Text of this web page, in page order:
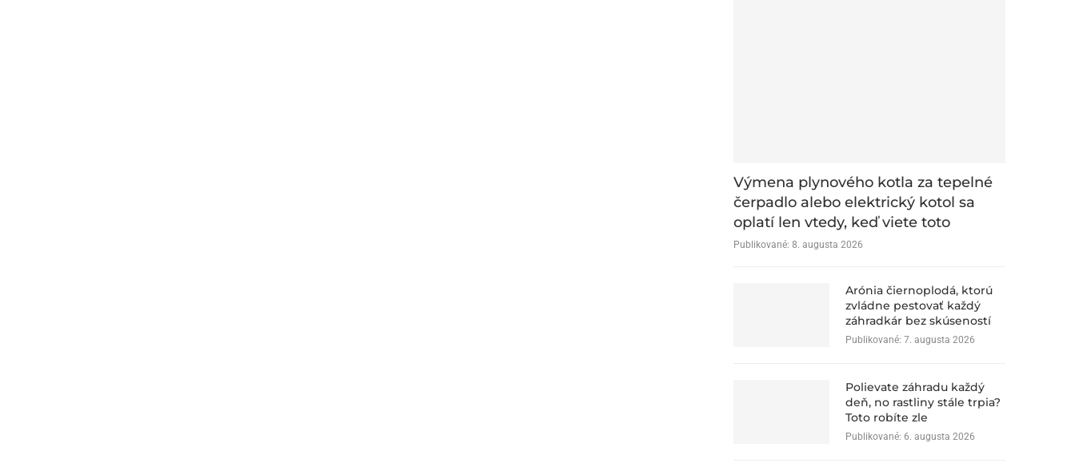
Výmena plynového kotla za tepelné
čerpadlo alebo elektrický kotol sa
oplatí len vtedy, keď viete toto
Publikované: 8. augusta 2026
Arónia čiernoplodá, ktorú
zvládne pestovať každý
záhradkár bez skúseností
Publikované: 7. augusta 2026
Polievate záhradu každý
deň, no rastliny stále trpia?
Toto robíte zle
Publikované: 6. augusta 2026